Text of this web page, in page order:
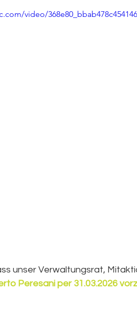
video/
unser Verwaltungsrat,
Peresani per 31.03.2026